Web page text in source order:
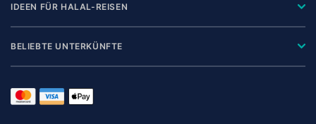
IDEEN FÜR HALAL-REISEN
BELIEBTE UNTERKÜNFTE